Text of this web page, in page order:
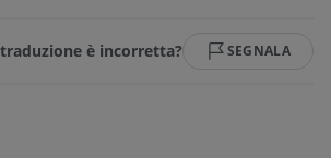
è incorretta? SEGNALA